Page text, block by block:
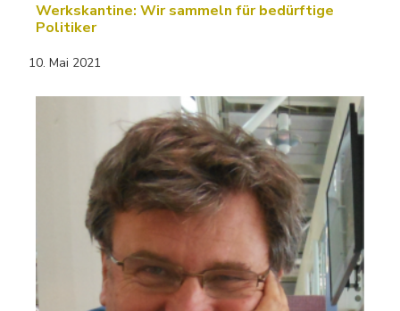
Werkskantine: Wir sammeln für bedürftige
Politiker
10. Mai 2021